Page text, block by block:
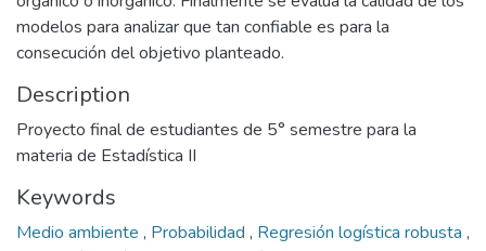
modelos para analizar que tan confiable es para la
consecución del objetivo planteado.
Description
Proyecto final de estudiantes de 5° semestre para la
materia de Estadística II
Keywords
Medio ambiente , Probabilidad , Regresión logística robusta ,